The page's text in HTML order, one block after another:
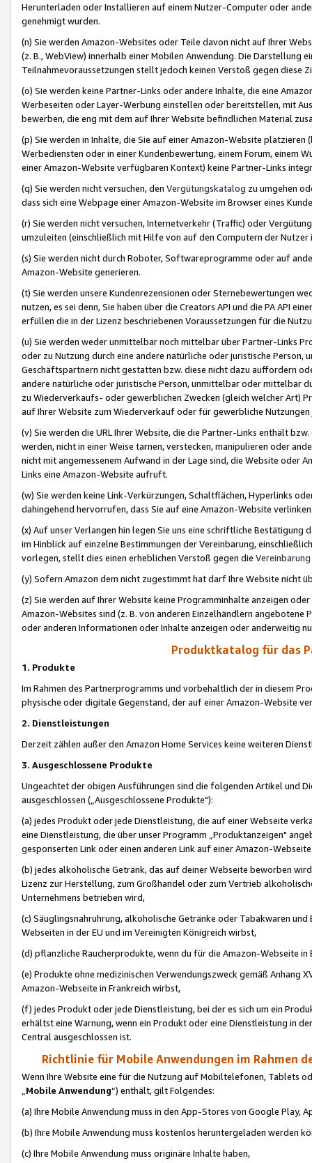
Herunterladen oder Installieren auf einem Nutzer-Computer oder
genehmigt wurden.
(n) Sie werden Amazon-Websites oder Teile davon nicht auf Ihrer
(z. B., WebView) innerhalb einer Mobilen Anwendung. Die Darstellung
Teilnahmevoraussetzungen stellt jedoch keinen Verstoß gegen diese
(o) Sie werden keine Partner-Links oder andere Inhalte, die eine
Werbeseiten oder Layer-Werbung einstellen oder bereitstellen, mit
bewerben, die eng mit dem auf Ihrer Website befindlichen Material
(p) Sie werden in Inhalte, die Sie auf einer Amazon-Website
Werbediensten oder in einer Kundenbewertung, einem Forum, einem
einer Amazon-Website verfügbaren Kontext) keine Partner-Links
(q) Sie werden nicht versuchen, den Vergütungskatalog zu umgehen
dass sich eine Webpage einer Amazon-Website im Browser eines
(r) Sie werden nicht versuchen, Internetverkehr (Traffic) oder
umzuleiten (einschließlich mit Hilfe von auf den Computern der
(s) Sie werden nicht durch Roboter, Softwareprogramme oder auf
Amazon-Website generieren.
(t) Sie werden unsere Kundenrezensionen oder Sternebewertungen
nutzen, es sei denn, Sie haben über die Creators API und die PA API
erfüllen die in der Lizenz beschriebenen Voraussetzungen für die
(u) Sie werden weder unmittelbar noch mittelbar über Partner-Links
oder zu Nutzung durch eine andere natürliche oder juristische
Geschäftspartnern nicht gestatten bzw. diese nicht dazu auffordern
andere natürliche oder juristische Person, unmittelbar oder mittelbar
zu Wiederverkaufs- oder gewerblichen Zwecken (gleich welcher Art)
auf Ihrer Website zum Wiederverkauf oder für gewerbliche
(v) Sie werden die URL Ihrer Website, die die Partner-Links enthält
werden, nicht in einer Weise tarnen, verstecken, manipulieren oder
nicht mit angemessenem Aufwand in der Lage sind, die Website oder
Links eine Amazon-Website aufruft.
(w) Sie werden keine Link-Verkürzungen, Schaltflächen, Hyperlinks
dahingehend hervorrufen, dass Sie auf eine Amazon-Website
(x) Auf unser Verlangen hin legen Sie uns eine schriftliche
im Hinblick auf einzelne Bestimmungen der Vereinbarung,
vorlegen, stellt dies einen erheblichen Verstoß gegen die Vereinbarung
(y) Sofern Amazon dem nicht zugestimmt hat darf Ihre Website nicht
(z) Sie werden auf Ihrer Website keine Programminhalte anzeigen
Amazon-Websites sind (z. B. von anderen Einzelhändlern
oder anderen Informationen oder Inhalte anzeigen oder anderweitig
Produktkatalog für das
1. Produkte
Im Rahmen des Partnerprogramms und vorbehaltlich der in diesem
physische oder digitale Gegenstand, der auf einer Amazon-Website
2. Dienstleistungen
Derzeit zählen außer den Amazon Home Services keine weiteren
3. Ausgeschlossene Produkte
Ungeachtet der obigen Ausführungen sind die folgenden Artikel und
ausgeschlossen („Ausgeschlossene Produkte"):
(a) jedes Produkt oder jede Dienstleistung, die auf einer Webseite
eine Dienstleistung, die über unser Programm „Produktanzeigen"
gesponserten Link oder einen anderen Link auf einer Amazon-
(b) jedes alkoholische Getränk, das auf deiner Webseite beworben
Lizenz zur Herstellung, zum Großhandel oder zum Vertrieb
Unternehmens betrieben wird,
(c) Säuglingsnahruhrung, alkoholische Getränke oder Tabakwaren
Webseiten in der EU und im Vereinigten Königreich wirbst,
(d) pflanzliche Raucherprodukte, wenn du für die Amazon-Webseite in
(e) Produkte ohne medizinischen Verwendungszweck gemäß Anhang
Amazon-Webseite in Frankreich wirbst,
(f) jedes Produkt oder jede Dienstleistung, bei der es sich um ein
erhältst eine Warnung, wenn ein Produkt oder eine Dienstleistung in
Central ausgeschlossen ist.
Richtlinie für Mobile Anwendungen im Rahmen
Wenn Ihre Website eine für die Nutzung auf Mobiltelefonen, Tablets
„Mobile Anwendung“) enthält, gilt Folgendes:
(a) Ihre Mobile Anwendung muss in den App-Stores von Google Play,
(b) Ihre Mobile Anwendung muss kostenlos heruntergeladen werden
(c) Ihre Mobile Anwendung muss originäre Inhalte haben,